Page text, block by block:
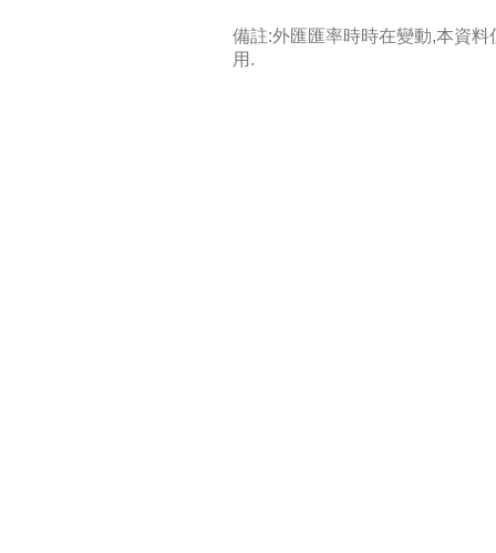
備註:外匯匯率時時在變動,本資
用.